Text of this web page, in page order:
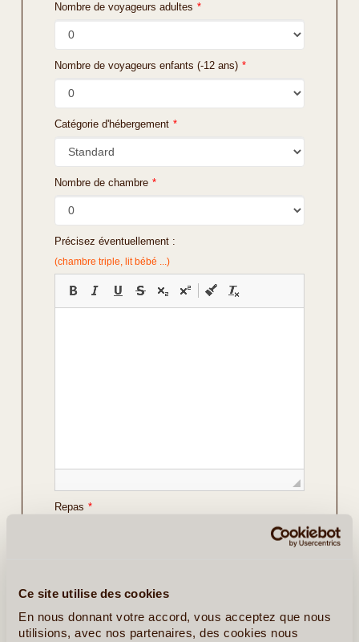
Ce site utilise des cookies
En nous donnant votre accord, vous acceptez que nous
utilisions, avec nos partenaires, des cookies nous
Nombre de voyageurs adultes *
Nombre de voyageurs enfants (-12 ans) *
Catégorie d'hébergement *
Nombre de chambre *
Précisez éventuellement :
(chambre triple, lit bébé ...)
Repas *
Avec Guide
Avec Voiture de Location
Détails sur le voyage envisagé *